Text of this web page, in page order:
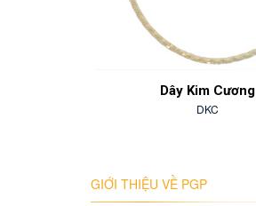
Dây Kim Cương
DKC
GIỚI THIỆU VỀ PGP